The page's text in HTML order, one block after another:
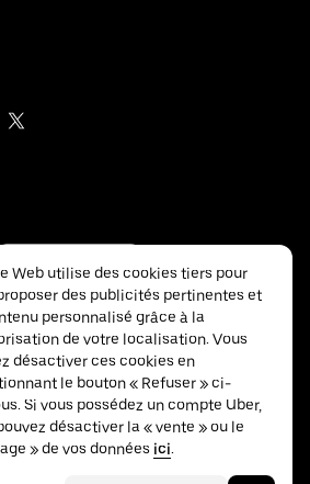
Inc.
Web utilise des cookies tiers pour
des publicités pertinentes et
personnalisé grâce à la
de votre localisation. Vous
désactiver ces cookies en
le bouton « Refuser » ci-
Si vous possédez un compte Uber,
désactiver la « vente » ou le
» de vos données ici.